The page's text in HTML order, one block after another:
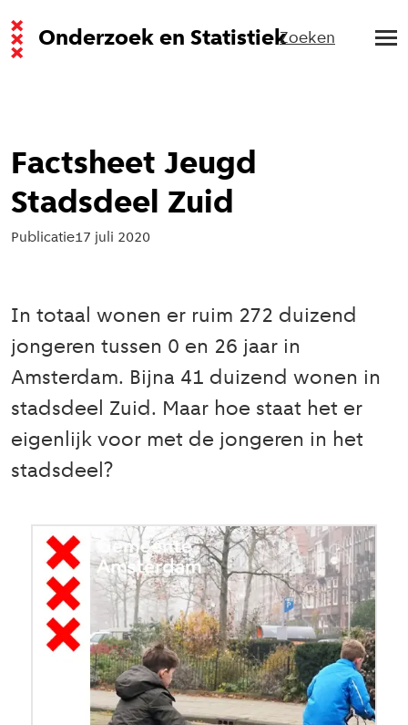
Onderzoek en StatistiekZoeken
Factsheet Jeugd
Stadsdeel Zuid
Publicatie17 juli 2020
In totaal wonen er ruim 272 duizend
jongeren tussen 0 en 26 jaar in
Amsterdam. Bijna 41 duizend wonen in
stadsdeel Zuid. Maar hoe staat het er
eigenlijk voor met de jongeren in het
stadsdeel?